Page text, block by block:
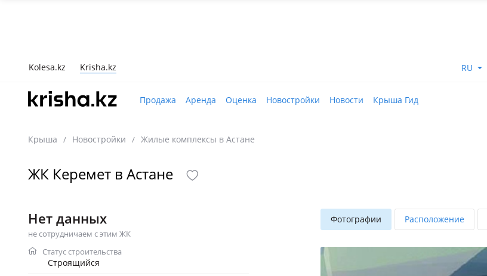
Kolesa.kz Krisha.kz RU
Продажа Аренда Оценка Новостройки Новости Крыша Гид
Крыша / Новостройки / Жилые комплексы в Астане
ЖК Керемет в Астане
Нет данных
не сотрудничаем с этим ЖК
Статус строительства
Строящийся
Фотографии Расположение